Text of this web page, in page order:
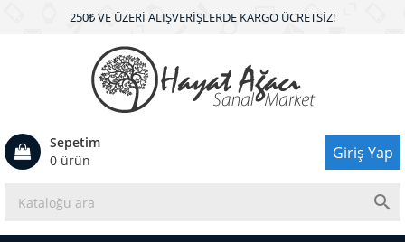
250₺ VE ÜZERI ALIŞVERIŞLERDE KARGO ÜCRETSIZ!
Sepetim
0 ürün
Giriş Yap
